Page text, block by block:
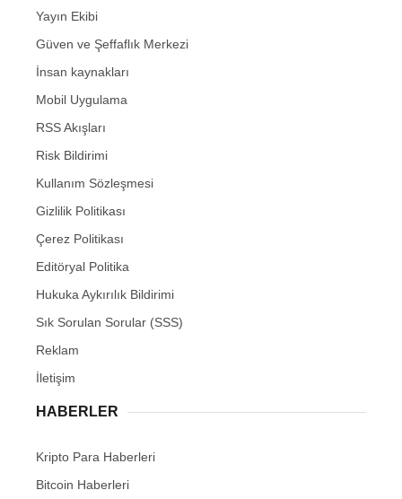
Yayın Ekibi
Güven ve Şeffaflık Merkezi
İnsan kaynakları
Mobil Uygulama
RSS Akışları
Risk Bildirimi
Kullanım Sözleşmesi
Gizlilik Politikası
Çerez Politikası
Editöryal Politika
Hukuka Aykırılık Bildirimi
Sık Sorulan Sorular (SSS)
Reklam
İletişim
HABERLER
Kripto Para Haberleri
Bitcoin Haberleri